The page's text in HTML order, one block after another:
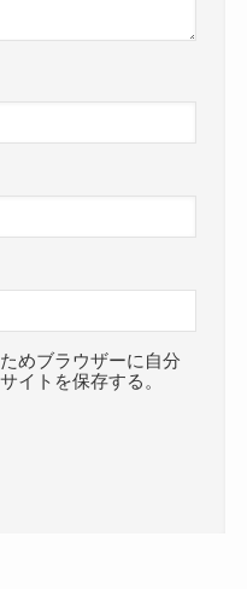
めブラウザーに自分
イトを保存する。